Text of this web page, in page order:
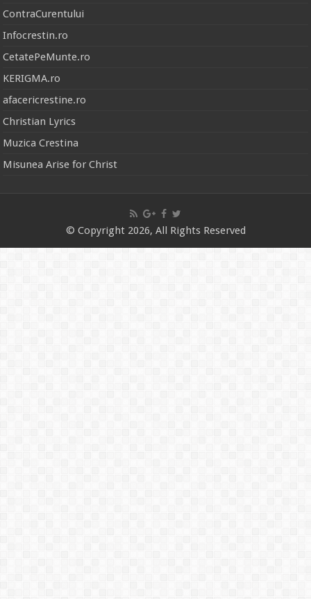
ContraCurentului
Infocrestin.ro
CetatePeMunte.ro
KERIGMA.ro
afacericrestine.ro
Christian Lyrics
Muzica Crestina
Misunea Arise for Christ
© Copyright 2026, All Rights Reserved